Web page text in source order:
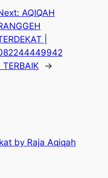
AQIQAH
|
| TERBAIK
→
by Raja Aqiqah